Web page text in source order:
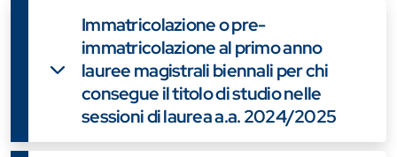
Immatricolazione o pre-
immatricolazione al primo anno
lauree magistrali biennali per chi
consegue il titolo di studio nelle
sessioni di laurea a.a. 2024/2025